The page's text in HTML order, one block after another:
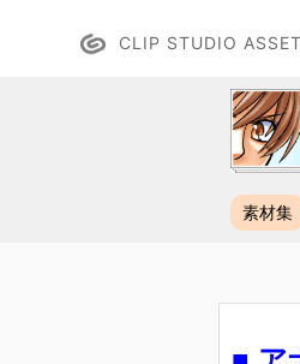
CLIP STUDIO
素材集